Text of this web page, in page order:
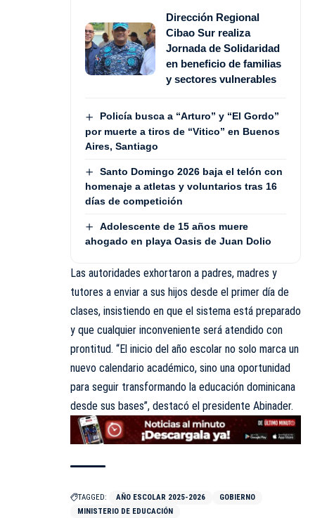
Dirección Regional
Cibao Sur realiza
Jornada de Solidaridad
en beneficio de familias
y sectores vulnerables
Policía busca a “Arturo” y “El Gordo”
por muerte a tiros de “Vitico” en Buenos
Aires, Santiago
Santo Domingo 2026 baja el telón con
homenaje a atletas y voluntarios tras 16
días de competición
Adolescente de 15 años muere
ahogado en playa Oasis de Juan Dolio
Las autoridades exhortaron a padres, madres y
tutores a enviar a sus hijos desde el primer día de
clases, insistiendo en que el sistema está preparado
y que cualquier inconveniente será atendido con
prontitud. “El inicio del año escolar no solo marca un
nuevo calendario académico, sino una oportunidad
para seguir transformando la educación dominicana
desde sus bases”, destacó el presidente Abinader.
TAGGED: AÑO ESCOLAR 2025-2026
GOBIERNO
MINISTERIO DE EDUCACIÓN